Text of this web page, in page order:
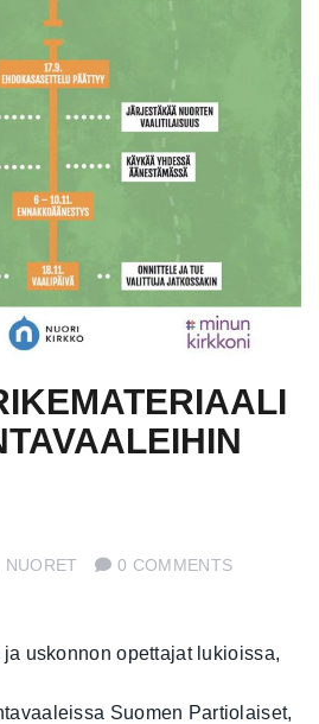
NUORET
0 COMMENTS
uskonnon opettajat lukioissa,
Suomen Partiolaiset,